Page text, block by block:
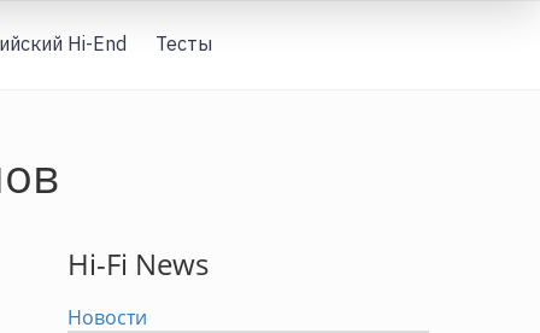
Hi-End Тесты
Hi-Fi News
Новости